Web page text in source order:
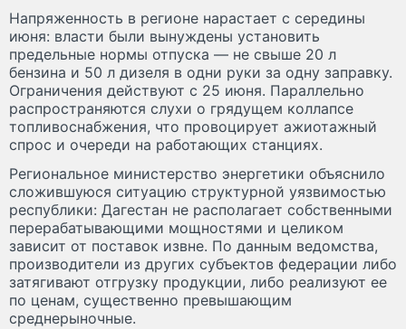
Напряженность в регионе нарастает с середины
июня: власти были вынуждены установить
предельные нормы отпуска — не свыше 20 л
бензина и 50 л дизеля в одни руки за одну заправку.
Ограничения действуют с 25 июня. Параллельно
распространяются слухи о грядущем коллапсе
топливоснабжения, что провоцирует ажиотажный
спрос и очереди на работающих станциях.
Региональное министерство энергетики объяснило
сложившуюся ситуацию структурной уязвимостью
республики: Дагестан не располагает собственными
перерабатывающими мощностями и целиком
зависит от поставок извне. По данным ведомства,
производители из других субъектов федерации либо
затягивают отгрузку продукции, либо реализуют ее
по ценам, существенно превышающим
среднерыночные.